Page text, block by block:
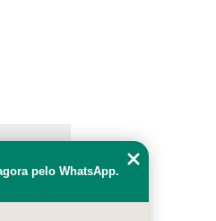
de direito
pelo WhatsApp.